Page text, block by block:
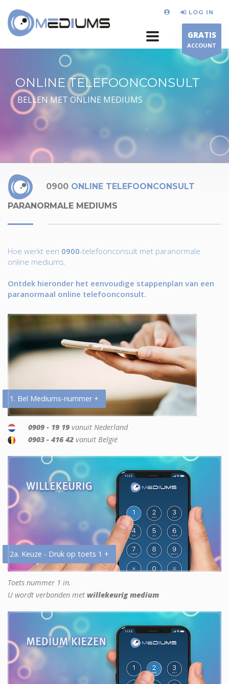
LOG IN
GRATIS
ACCOUNT
ONLINE TELEFOONCONSULT
BELLEN MET ONLINE MEDIUMS
0900 ONLINE TELEFOONCONSULT
PARANORMALE MEDIUMS
Hoe werkt een 0900-telefoonconsult met paranormale
online mediums.
Ontdek hieronder het eenvoudige stappenplan van een
paranormaal online telefoonconsult.
1. Bel Mediums-nummer +
0909 - 19 19 vanuit Nederland
0903 - 416 42 vanuit België
2a. Keuze - Druk op toets 1 +
Toets nummer 1 in.
U wordt verbonden met willekeurig medium